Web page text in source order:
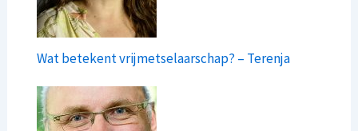
Wat betekent vrijmetselaarschap? – Terenja